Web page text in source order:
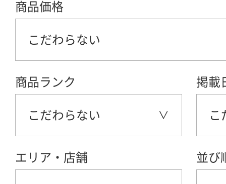
商品価格
こだわらない
商品ランク
こだわらない
掲載
こ
エリア・店舗 並び